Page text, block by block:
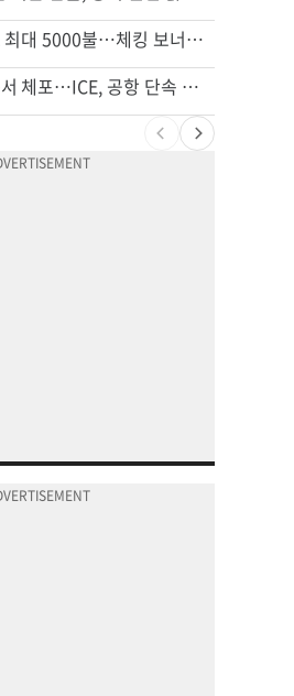
계좌만 열어도 최대 5000불…체킹 보너스 무한 경쟁
국내선 탑승구서 체포…ICE, 공항 단속 확대